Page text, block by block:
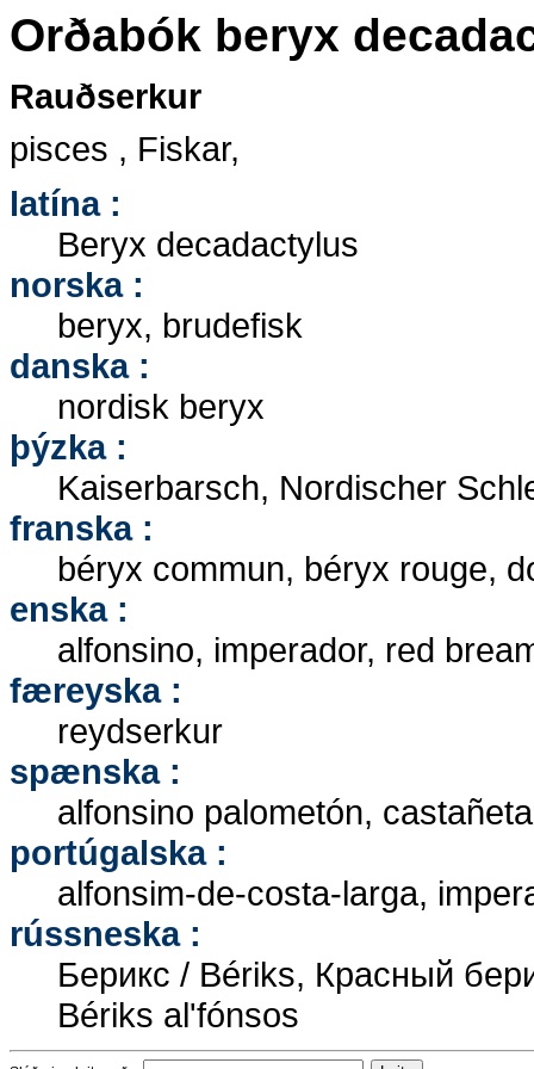
Orðabók beryx
Rauðserkur
pisces , Fiskar,
latína :
Beryx decadactylus
norska :
beryx, brudefisk
danska :
nordisk beryx
þýzka :
Kaiserbarsch, Nordischer
franska :
béryx commun, béryx rouge,
enska :
alfonsino, imperador, red
færeyska :
reydserkur
spænska :
alfonsino palometón,
portúgalska :
alfonsim-de-costa-larga,
rússneska :
Берикс / Bériks, Крaсный
Bériks al'fónsos